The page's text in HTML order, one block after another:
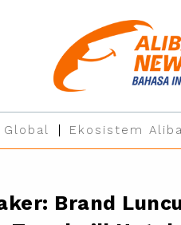
Ekosistem
Brand